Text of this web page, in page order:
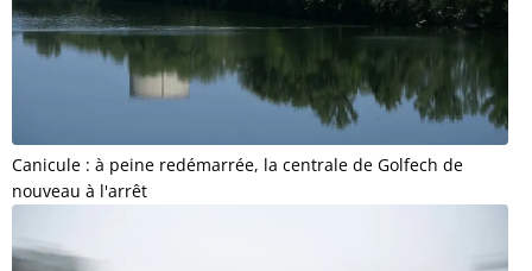
Canicule : à peine redémarrée, la centrale de Golfech de
nouveau à l'arrêt